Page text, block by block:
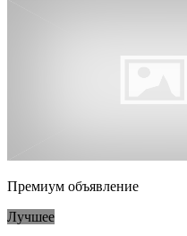
Премиум объявление
Лучшее